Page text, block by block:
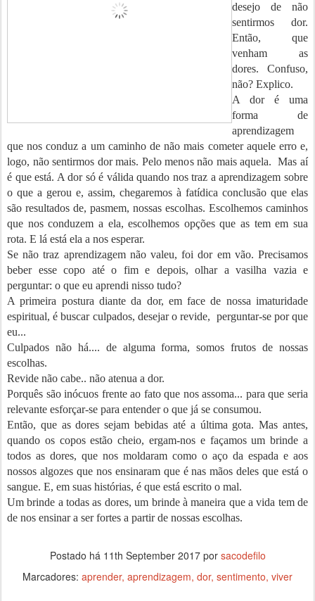
desejo de não
sentirmos dor.
Então, que
venham as
dores. Confuso,
não? Explico.
A dor é uma
forma de
aprendizagem
que nos conduz a um caminho de não mais cometer aquele erro e,
logo, não sentirmos dor mais. Pelo menos não mais aquela.
Mas aí
é que está. A dor só é válida quando nos traz a aprendizagem sobre
o que a gerou e, assim, chegaremos à fatídica conclusão que elas
são resultados de, pasmem, nossas escolhas. Escolhemos caminhos
que nos conduzem a ela, escolhemos opções que as tem em sua
rota. E lá está ela a nos esperar.
Se não traz aprendizagem não valeu, foi dor em vão. Precisamos
beber esse copo até o fim e depois, olhar a vasilha vazia e
perguntar: o que eu aprendi nisso tudo?
A primeira postura diante da dor, em face de nossa imaturidade
espiritual, é buscar culpados, desejar o revide, perguntar-se por que
eu...
Culpados não há.... de alguma forma, somos frutos de nossas
escolhas.
Revide não cabe.. não atenua a dor.
Porquês são inócuos frente ao fato que nos assoma... para que seria
relevante esforçar-se para entender o que já se consumou.
Então, que as dores sejam bebidas até a última gota. Mas antes,
quando os copos estão cheio, ergam-nos e façamos um brinde a
todos as dores, que nos moldaram como o aço da espada e aos
nossos algozes que nos ensinaram que é nas mãos deles que está o
sangue. E, em suas histórias, é que está escrito o mal.
Um brinde a todas as dores, um brinde à maneira que a vida tem de
de nos ensinar a ser fortes a partir de nossas escolhas.
Postado há 11th September 2017por sacodefilo
Marcadores: aprender aprendizagem dor sentimento viver